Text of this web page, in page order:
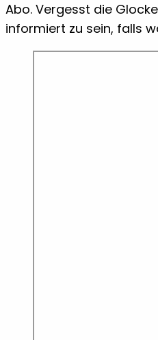
Abo. Vergesst die
informiert zu sein, falls